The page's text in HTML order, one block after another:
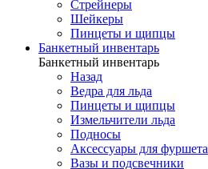
Стрейнеры
Шейкеры
Пинцеты и щипцы
Банкетный инвентарь
Банкетный инвентарь
Назад
Ведра для льда
Пинцеты и щипцы
Измельчители льда
Подносы
Аксессуары для фуршета
Вазы и подсвечники